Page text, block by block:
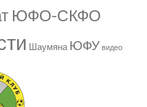
ЮФО-СКФО
Шаумяна ЮФУ видео